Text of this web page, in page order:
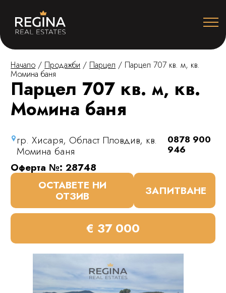
Начало / Продажби / Парцел / Парцел 707 кв. м, кв.
Момина баня
Парцел 707 кв. м, кв.
Момина баня
гр. Хисаря, Област Пловдив, кв.
Момина баня
0878 900
946
Оферта №: 28748
ОСТАВЕТЕ НИ
ОТЗИВ ЗАПИТВАНЕ
€ 37 000